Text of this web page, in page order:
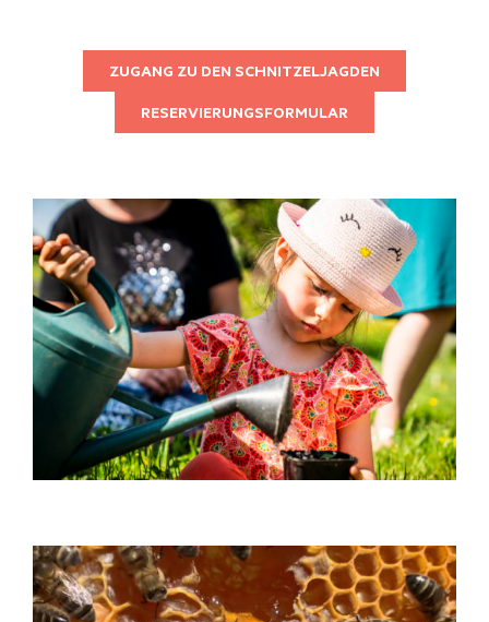
ZUGANG ZU DEN SCHNITZELJAGDEN
RESERVIERUNGSFORMULAR